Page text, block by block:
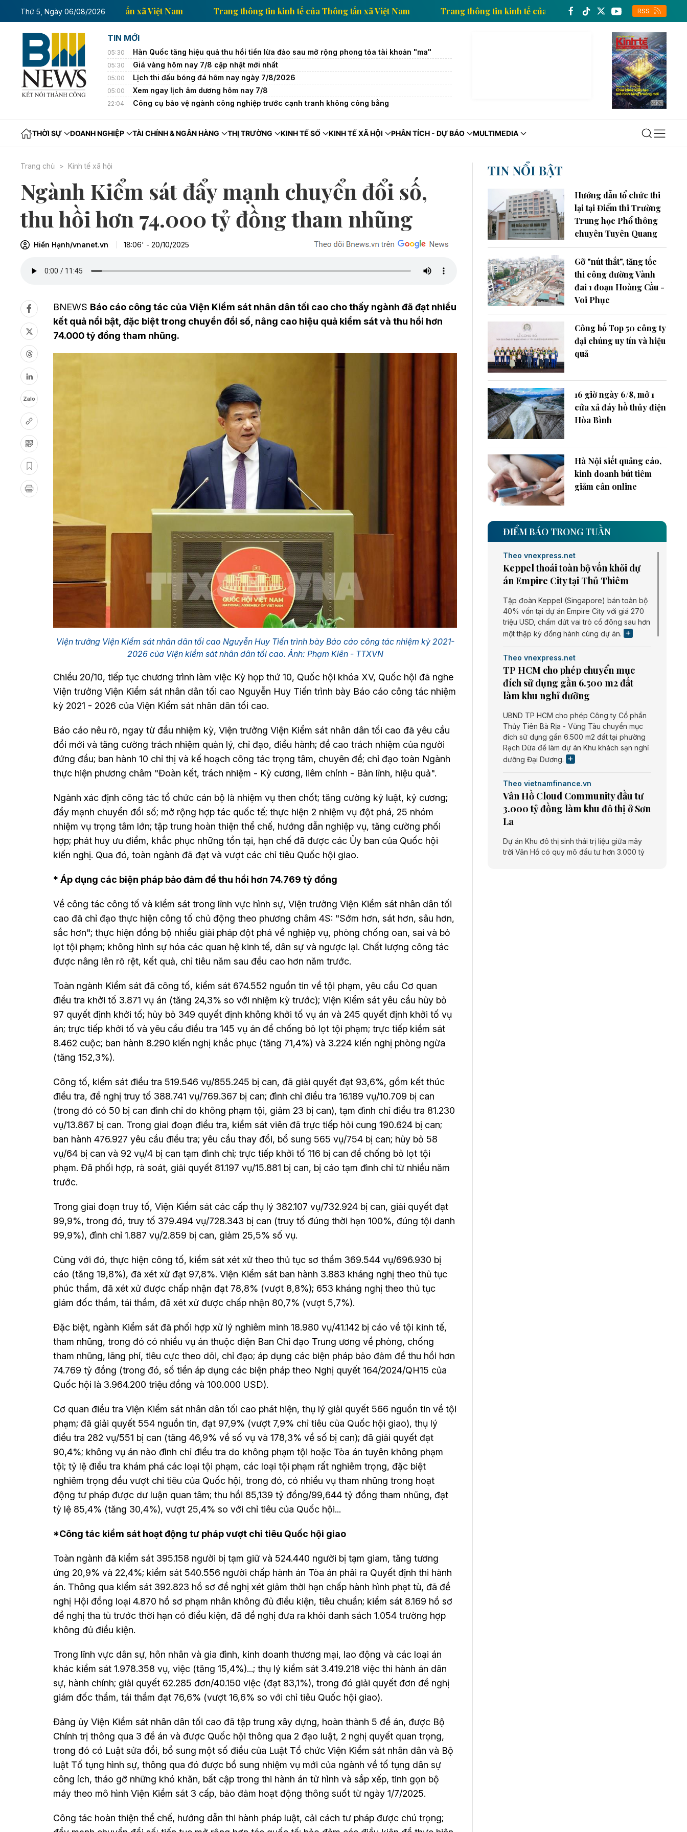
Thứ 5, Ngày 06/08/2026
Trang thông tin kinh tế của Thông tấn xã Việt Nam Trang thông tin kinh tế của Thông tấn xã Việt Nam Trang thông tin kinh tế của Thông tấn xã Việt Nam
RSS
TIN MỚI
05:30 Hàn Quốc tăng hiệu quả thu hồi tiền lừa đảo sau mở rộng phong tỏa tài khoản "ma"
05:30 Giá vàng hôm nay 7/8 cập nhật mới nhất
05:00 Lịch thi đấu bóng đá hôm nay ngày 7/8/2026
05:00 Xem ngay lịch âm dương hôm nay 7/8
22:04 Công cụ bảo vệ ngành công nghiệp trước cạnh tranh không công bằng
THỜI SỰ DOANH NGHIỆP TÀI CHÍNH & NGÂN HÀNG THỊ TRƯỜNG KINH TẾ SỐ KINH TẾ XÃ HỘI PHÂN TÍCH - DỰ BÁO MULTIMEDIA
Trang chủ Kinh tế xã hội
Ngành Kiểm sát đẩy mạnh chuyển đổi số,
thu hồi hơn 74.000 tỷ đồng tham nhũng
Hiền Hạnh/vnanet.vn 18:06' - 20/10/2025
Zalo
BNEWS Báo cáo công tác của Viện Kiểm sát nhân dân tối cao cho thấy ngành đã đạt nhiều
kết quả nổi bật, đặc biệt trong chuyển đổi số, nâng cao hiệu quả kiểm sát và thu hồi hơn
74.000 tỷ đồng tham nhũng.
Viện trưởng Viện Kiểm sát nhân dân tối cao Nguyễn Huy Tiến trình bày Báo cáo công tác nhiệm kỳ 2021-
2026 của Viện kiểm sát nhân dân tối cao. Ảnh: Phạm Kiên - TTXVN
Chiều 20/10, tiếp tục chương trình làm việc Kỳ họp thứ 10, Quốc hội khóa XV, Quốc hội đã nghe
Viện trưởng Viện Kiểm sát nhân dân tối cao Nguyễn Huy Tiến trình bày Báo cáo công tác nhiệm
kỳ 2021 - 2026 của Viện Kiểm sát nhân dân tối cao.
Báo cáo nêu rõ, ngay từ đầu nhiệm kỳ, Viện trưởng Viện Kiểm sát nhân dân tối cao đã yêu cầu
đổi mới và tăng cường trách nhiệm quản lý, chỉ đạo, điều hành; đề cao trách nhiệm của người
đứng đầu; ban hành 10 chỉ thị và kế hoạch công tác trọng tâm, chuyên đề; chỉ đạo toàn Ngành
thực hiện phương châm "Đoàn kết, trách nhiệm - Kỷ cương, liêm chính - Bản lĩnh, hiệu quả".
Ngành xác định công tác tổ chức cán bộ là nhiệm vụ then chốt; tăng cường kỷ luật, kỷ cương;
đẩy mạnh chuyển đổi số; mở rộng hợp tác quốc tế; thực hiện 2 nhiệm vụ đột phá, 25 nhóm
nhiệm vụ trọng tâm lớn; tập trung hoàn thiện thể chế, hướng dẫn nghiệp vụ, tăng cường phối
hợp; phát huy ưu điểm, khắc phục những tồn tại, hạn chế đã được các Ủy ban của Quốc hội
kiến nghị. Qua đó, toàn ngành đã đạt và vượt các chỉ tiêu Quốc hội giao.
* Áp dụng các biện pháp bảo đảm để thu hồi hơn 74.769 tỷ đồng
Về công tác công tố và kiểm sát trong lĩnh vực hình sự, Viện trưởng Viện Kiểm sát nhân dân tối
cao đã chỉ đạo thực hiện công tố chủ động theo phương châm 4S: "Sớm hơn, sát hơn, sâu hơn,
sắc hơn"; thực hiện đồng bộ nhiều giải pháp đột phá về nghiệp vụ, phòng chống oan, sai và bỏ
lọt tội phạm; không hình sự hóa các quan hệ kinh tế, dân sự và ngược lại. Chất lượng công tác
được nâng lên rõ rệt, kết quả, chỉ tiêu năm sau đều cao hơn năm trước.
Toàn ngành Kiểm sát đã công tố, kiểm sát 674.552 nguồn tin về tội phạm, yêu cầu Cơ quan
điều tra khởi tố 3.871 vụ án (tăng 24,3% so với nhiệm kỳ trước); Viện Kiểm sát yêu cầu hủy bỏ
97 quyết định khởi tố; hủy bỏ 349 quyết định không khởi tố vụ án và 245 quyết định khởi tố vụ
án; trực tiếp khởi tố và yêu cầu điều tra 145 vụ án để chống bỏ lọt tội phạm; trực tiếp kiểm sát
8.462 cuộc; ban hành 8.290 kiến nghị khắc phục (tăng 71,4%) và 3.224 kiến nghị phòng ngừa
(tăng 152,3%).
Công tố, kiểm sát điều tra 519.546 vụ/855.245 bị can, đã giải quyết đạt 93,6%, gồm kết thúc
điều tra, đề nghị truy tố 388.741 vụ/769.367 bị can; đình chỉ điều tra 16.189 vụ/10.709 bị can
(trong đó có 50 bị can đình chỉ do không phạm tội, giảm 23 bị can), tạm đình chỉ điều tra 81.230
vụ/13.867 bị can. Trong giai đoạn điều tra, kiểm sát viên đã trực tiếp hỏi cung 190.624 bị can;
ban hành 476.927 yêu cầu điều tra; yêu cầu thay đổi, bổ sung 565 vụ/754 bị can; hủy bỏ 58
vụ/64 bị can và 92 vụ/4 bị can tạm đình chỉ; trực tiếp khởi tố 116 bị can để chống bỏ lọt tội
phạm. Đã phối hợp, rà soát, giải quyết 81.197 vụ/15.881 bị can, bị cáo tạm đình chỉ từ nhiều năm
trước.
Trong giai đoạn truy tố, Viện Kiểm sát các cấp thụ lý 382.107 vụ/732.924 bị can, giải quyết đạt
99,9%, trong đó, truy tố 379.494 vụ/728.343 bị can (truy tố đúng thời hạn 100%, đúng tội danh
99,9%), đình chỉ 1.887 vụ/2.859 bị can, giảm 25,5% số vụ.
Cùng với đó, thực hiện công tố, kiểm sát xét xử theo thủ tục sơ thẩm 369.544 vụ/696.930 bị
cáo (tăng 19,8%), đã xét xử đạt 97,8%. Viện Kiểm sát ban hành 3.883 kháng nghị theo thủ tục
phúc thẩm, đã xét xử được chấp nhận đạt 78,8% (vượt 8,8%); 653 kháng nghị theo thủ tục
giám đốc thẩm, tái thẩm, đã xét xử được chấp nhận 80,7% (vượt 5,7%).
Đặc biệt, ngành Kiểm sát đã phối hợp xử lý nghiêm minh 18.980 vụ/41.142 bị cáo về tội kinh tế,
tham nhũng, trong đó có nhiều vụ án thuộc diện Ban Chỉ đạo Trung ương về phòng, chống
tham nhũng, lãng phí, tiêu cực theo dõi, chỉ đạo; áp dụng các biện pháp bảo đảm để thu hồi hơn
74.769 tỷ đồng (trong đó, số tiền áp dụng các biện pháp theo Nghị quyết 164/2024/QH15 của
Quốc hội là 3.964.200 triệu đồng và 100.000 USD).
Cơ quan điều tra Viện Kiểm sát nhân dân tối cao phát hiện, thụ lý giải quyết 566 nguồn tin về tội
phạm; đã giải quyết 554 nguồn tin, đạt 97,9% (vượt 7,9% chỉ tiêu của Quốc hội giao), thụ lý
điều tra 282 vụ/551 bị can (tăng 46,9% về số vụ và 178,3% về số bị can); đã giải quyết đạt
90,4%; không vụ án nào đình chỉ điều tra do không phạm tội hoặc Tòa án tuyên không phạm
tội; tỷ lệ điều tra khám phá các loại tội phạm, các loại tội phạm rất nghiêm trọng, đặc biệt
nghiêm trọng đều vượt chỉ tiêu của Quốc hội, trong đó, có nhiều vụ tham nhũng trong hoạt
động tư pháp được dư luận quan tâm; thu hồi 85,139 tỷ đồng/99,644 tỷ đồng tham nhũng, đạt
tỷ lệ 85,4% (tăng 30,4%), vượt 25,4% so với chỉ tiêu của Quốc hội...
*Công tác kiểm sát hoạt động tư pháp vượt chỉ tiêu Quốc hội giao
Toàn ngành đã kiểm sát 395.158 người bị tạm giữ và 524.440 người bị tạm giam, tăng tương
ứng 20,9% và 22,4%; kiểm sát 540.556 người chấp hành án Tòa án phải ra Quyết định thi hành
án. Thông qua kiểm sát 392.823 hồ sơ đề nghị xét giảm thời hạn chấp hành hình phạt tù, đã đề
nghị Hội đồng loại 4.870 hồ sơ phạm nhân không đủ điều kiện, tiêu chuẩn; kiểm sát 8.169 hồ sơ
đề nghị tha tù trước thời hạn có điều kiện, đã đề nghị đưa ra khỏi danh sách 1.054 trường hợp
không đủ điều kiện.
Trong lĩnh vực dân sự, hôn nhân và gia đình, kinh doanh thương mại, lao động và các loại án
khác kiểm sát 1.978.358 vụ, việc (tăng 15,4%)...; thụ lý kiểm sát 3.419.218 việc thi hành án dân
sự, hành chính; giải quyết 62.285 đơn/40.150 việc (đạt 83,1%), trong đó giải quyết đơn đề nghị
giám đốc thẩm, tái thẩm đạt 76,6% (vượt 16,6% so với chỉ tiêu Quốc hội giao).
Đảng ủy Viện Kiểm sát nhân dân tối cao đã tập trung xây dựng, hoàn thành 5 đề án, được Bộ
Chính trị thông qua 3 đề án và được Quốc hội thông qua 2 đạo luật, 2 nghị quyết quan trọng,
trong đó có Luật sửa đổi, bổ sung một số điều của Luật Tổ chức Viện Kiểm sát nhân dân và Bộ
luật Tố tụng hình sự, thông qua đó được bổ sung nhiệm vụ mới của ngành về tố tụng dân sự
công ích, tháo gỡ những khó khăn, bất cập trong thi hành án tử hình và sắp xếp, tinh gọn bộ
máy theo mô hình Viện Kiểm sát 3 cấp, bảo đảm hoạt động thông suốt từ ngày 1/7/2025.
Công tác hoàn thiện thể chế, hướng dẫn thi hành pháp luật, cải cách tư pháp được chú trọng;
TIN NỔI BẬT
Hướng dẫn tổ chức thi
lại tại Điểm thi Trường
Trung học Phổ thông
chuyên Tuyên Quang
Gỡ "nút thắt", tăng tốc
thi công đường Vành
đai 1 đoạn Hoàng Cầu -
Voi Phục
Công bố Top 50 công ty
đại chúng uy tín và hiệu
quả
16 giờ ngày 6/8, mở 1
cửa xả đáy hồ thủy điện
Hòa Bình
Hà Nội siết quảng cáo,
kinh doanh bút tiêm
giảm cân online
ĐIỂM BÁO TRONG TUẦN
Theo vnexpress.net
Keppel thoái toàn bộ vốn khỏi dự
án Empire City tại Thủ Thiêm
Tập đoàn Keppel (Singapore) bán toàn bộ
40% vốn tại dự án Empire City với giá 270
triệu USD, chấm dứt vai trò cổ đông sau hơn
một thập kỷ đồng hành cùng dự án.
Theo vnexpress.net
TP HCM cho phép chuyển mục
đích sử dụng gần 6.500 m2 đất
làm khu nghỉ dưỡng
UBND TP HCM cho phép Công ty Cổ phần
Thủy Tiên Bà Rịa - Vũng Tàu chuyển mục
đích sử dụng gần 6.500 m2 đất tại phường
Rạch Dừa để làm dự án Khu khách sạn nghỉ
dưỡng Đại Dương.
Theo vietnamfinance.vn
Vân Hồ Cloud Community đầu tư
3.000 tỷ đồng làm khu đô thị ở Sơn
La
Dự án Khu đô thị sinh thái trị liệu giữa mây
trời Vân Hồ có quy mô đầu tư hơn 3.000 tỷ